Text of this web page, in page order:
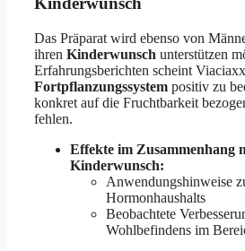
Das Präparat wird ebenso von
ihren Kinderwunsch unterstützen
Erfahrungsberichten scheint
Fortpflanzungssystem positiv zu
konkret auf die Fruchtbarkeit
fehlen.
Effekte im Zusammenhang
Kinderwunsch:
Anwendungshinweise
Hormonhaushalts
Beobachtete
Wohlbefindens im